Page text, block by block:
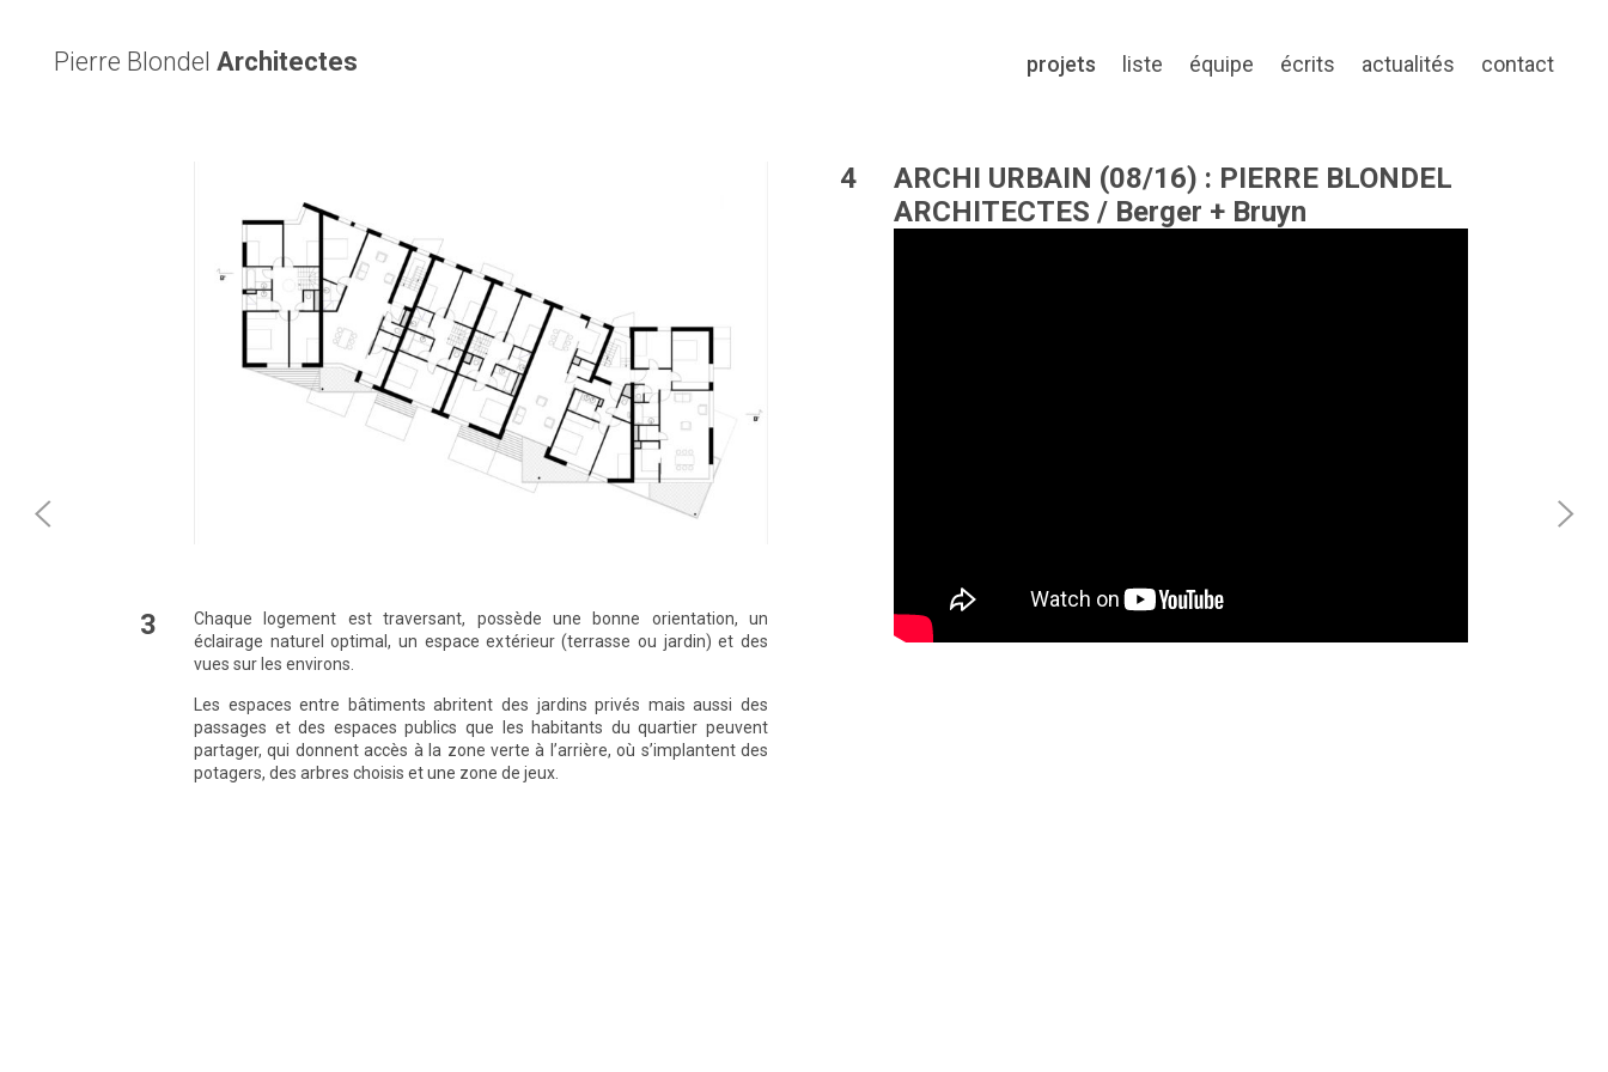
Pierre Blondel Architectes projets liste équipe écrits actualités contact
3
Chaque logement est traversant, possède une bonne orientation, un
éclairage naturel optimal, un espace extérieur (terrasse ou jardin) et des
vues sur les environs.
Les espaces entre bâtiments abritent des jardins privés mais aussi des
passages et des espaces publics que les habitants du quartier peuvent
partager, qui donnent accès à la zone verte à l’arrière, où s’implantent des
potagers, des arbres choisis et une zone de jeux.
4
ARCHI URBAIN (08/16) : PIERRE BLONDEL
ARCHITECTES / Berger + Bruyn